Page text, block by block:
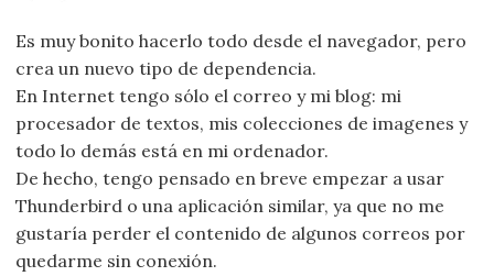
Es muy bonito hacerlo todo desde el navegador, pero
crea un nuevo tipo de dependencia.
En Internet tengo sólo el correo y mi blog: mi
procesador de textos, mis colecciones de imagenes y
todo lo demás está en mi ordenador.
De hecho, tengo pensado en breve empezar a usar
Thunderbird o una aplicación similar, ya que no me
gustaría perder el contenido de algunos correos por
quedarme sin conexión.